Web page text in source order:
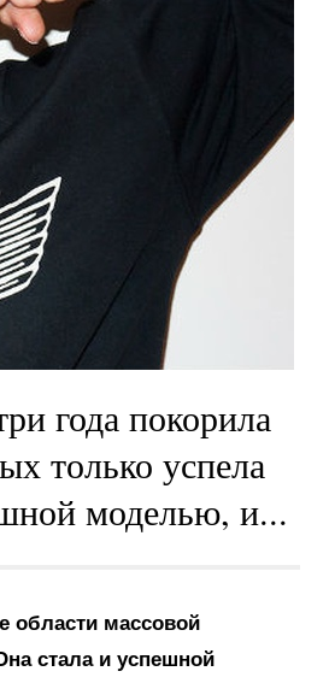
года покорила
только успела
моделью, и...
области массовой
стала и успешной